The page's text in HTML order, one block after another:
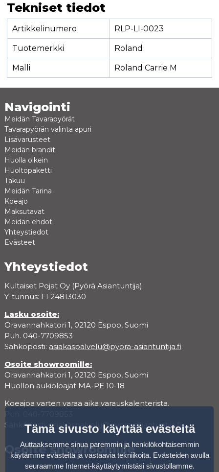
Tekniset tiedot
Artikkelinumero RLP-LI-0023
Tuotemerkki Roland
Malli Roland Carrie M
Navigointi
Meidän Tavarapyörät
Tavarapyörän valinta apuri
Lisävarusteet
Meidän brandit
Huolla oikein
Huoltopaketti
Takuu
Meidän Tarina
Koeajo
Maksutavat
Meidän ehdot
Yhteystiedot
Evästeet
Yhteystiedot
Kultaiset Pojat Oy (Pyörä Asiantuntija)
Y-tunnus: FI 24813030
Lasku osoite:
Oravannahkatori 1, 02120 Espoo, Suomi
Puh. 040-7709853
Sähköposti: asiakaspalvelu@pyora-asiantuntija.fi
Osoite showroomille:
Oravannahkatori 1, 02120 Espoo, Suomi
Huollon aukioloajat MA-PE 10-18
Koeajoa varten varaa aika varauskalenterista.
Sähköposti: asiakaspalvelu@pyora-asiantuntija.fi
Osoite showroomille
Tämä sivusto käyttää evästeitä
Auttaaksemme sinua paremmin ja henkilökohtaisemmin
käytämme evästeitä ja vastaavia tekniikoita. Evästeiden avulla
seuraamme Internet-käyttäytymistäsi sivustollamme.